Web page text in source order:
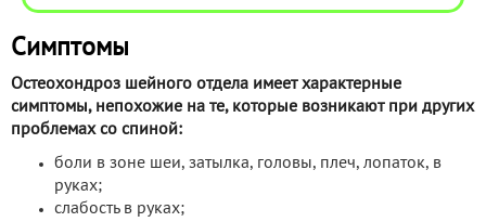
Симптомы
Остеохондроз шейного отдела имеет характерные
симптомы, непохожие на те, которые возникают при других
проблемах со спиной:
боли в зоне шеи, затылка, головы, плеч, лопаток, в
руках;
слабость в руках;